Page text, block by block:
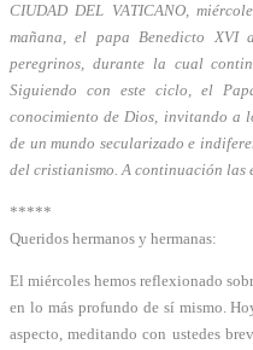
CIUDAD DEL VATICANO,
mañana, el papa Benedicto
peregrinos, durante la cual
Siguiendo con este ciclo, el
conocimiento de Dios, invitando a
de un mundo secularizado e
del cristianismo. A continuación las
*****
Queridos hermanos y hermanas:
El miércoles hemos reflexionado
en lo más profundo de sí mismo.
aspecto, meditando con ustedes